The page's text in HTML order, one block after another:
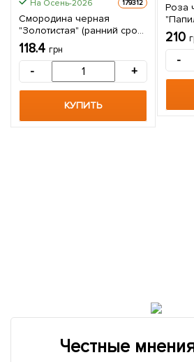
На Осень-2026 179312
Смородина черная
"Золотистая" (ранний срок
созревания, зимостойкий
и неприхотливый сорт) 1
саженец в упаковке
118.4 грн
- +
КУПИТЬ
Роза
АА+)
210
-
Честные